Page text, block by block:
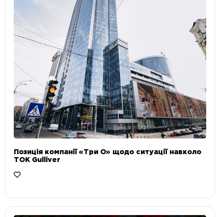
Позиція компанії «Три О» щодо ситуації навколо
ТОК Gulliver